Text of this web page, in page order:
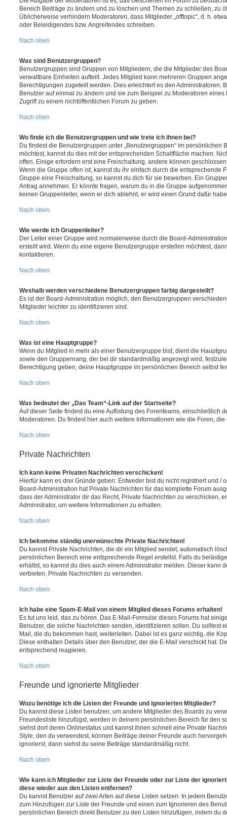
Bereich Beiträge zu ändern und zu löschen und Themen zu schließen, zu
Üblicherweise verhindern Moderatoren, dass Mitglieder „offtopic“, d. h.
oder Beleidigendes bzw. Angreifendes schreiben.
Nach oben
Was sind Benutzergruppen?
Benutzergruppen sind Gruppen von Mitgliedern, die die Mitglieder des
verwaltbare Einheiten aufteilt. Jedes Mitglied kann mehreren Gruppen
Berechtigungen zugeteilt werden. Dies erleichtert es den Administratoren,
Benutzer auf einmal zu ändern und sie zum Beispiel zu Moderatoren
Zugriff zu einem nichtöffentlichen Forum zu geben.
Nach oben
Wo finde ich die Benutzergruppen und wie trete ich ihnen bei?
Du findest die Benutzergruppen unter „Benutzergruppen“ im persönlichen
möchtest, kannst du dies mit der entsprechenden Schaltfläche machen.
offen. Einige erfordern erst eine Freischaltung, andere können
Wenn die Gruppe offen ist, kannst du ihr einfach durch die entsprechende
Gruppe eine Freischaltung, so kannst du dich für sie bewerben. Ein
Antrag annehmen. Er könnte fragen, warum du in die Gruppe
keinen Gruppenleiter, wenn er dich ablehnt, er wird einen Grund dafür
Nach oben
Wie werde ich Gruppenleiter?
Der Leiter einer Gruppe wird normalerweise durch die Board-
erstellt wird. Wenn du eine eigene Benutzergruppe erstellen möchtest,
kontaktieren.
Nach oben
Weshalb werden verschiedene Benutzergruppen farbig dargestellt?
Es ist der Board-Administration möglich, den Benutzergruppen
Mitglieder leichter zu identifizieren sind.
Nach oben
Was ist eine Hauptgruppe?
Wenn du Mitglied in mehr als einer Benutzergruppe bist, dient die
sowie den Gruppenrang, der bei dir standardmäßig angezeigt wird,
Berechtigung geben, deine Hauptgruppe im persönlichen Bereich selbst
Nach oben
Was bedeutet der „Das Team“-Link auf der Startseite?
Auf dieser Seite findest du eine Auflistung des Forenteams, einschließlich
Moderatoren. Du findest hier auch weitere Informationen wie die Foren,
Nach oben
Private Nachrichten
Ich kann keine Privaten Nachrichten verschicken!
Hierfür kann es drei Gründe geben: Entweder bist du nicht registriert und /
Board-Administration hat Private Nachrichten für das komplette Forum
dass der Administrator dir das Recht, Private Nachrichten zu verschicken,
Administrator, um weitere Informationen zu erhalten.
Nach oben
Ich bekomme ständig unerwünschte Private Nachrichten!
Du kannst Private Nachrichten, die dir ein Mitglied sendet, automatisch
persönlichen Bereich eine entsprechende Regel erstellst. Falls du
erhältst, so kannst du dies auch einem Administrator melden. Dieser kann
verbieten, Private Nachrichten zu versenden.
Nach oben
Ich habe eine Spam-E-Mail von einem Mitglied dieses Forums erhalten!
Es tut uns leid, das zu hören. Das E-Mail-Formular dieses Forums hat
Benutzer, die solche Nachrichten senden, identifizieren sollen. Du solltest
Mail, die du bekommen hast, weiterleiten. Dabei ist es ganz wichtig, die
Diese enthalten Details über den Benutzer, der die E-Mail verschickt hat.
entsprechend reagieren.
Nach oben
Freunde und ignorierte Mitglieder
Wozu benötige ich die Listen der Freunde und ignorierten Mitglieder?
Du kannst diese Listen benutzen, um andere Mitglieder des Boards zu
Freundesliste hinzufügst, werden in deinem persönlichen Bereich für den
siehst dort deren Onlinestatus und kannst ihnen schnell eine Private
Style, den du verwendest, können Beiträge deiner Freunde auch
ignorierst, dann siehst du seine Beiträge standardmäßig nicht.
Nach oben
Wie kann ich Mitglieder zur Liste der Freunde oder zur Liste der
diese wieder aus den Listen entfernen?
Du kannst Benutzer auf zwei Arten auf diese Listen setzen: In jedem
zum Hinzufügen zur Liste der Freunde und einen zum Ignorieren des
persönlichen Bereich direkt Benutzer zu den Listen hinzufügen, indem du